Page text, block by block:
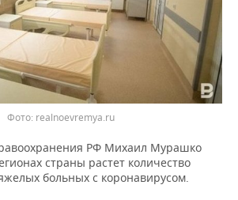
Фото: realnoevremya.ru
РФ Михаил Мурашко
страны растет количество
больных с коронавирусом.